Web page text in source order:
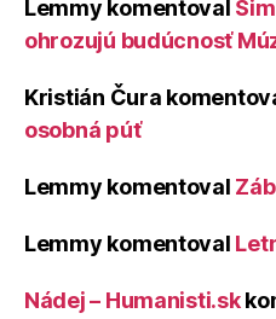
Lemmy komentoval
ohrozujú budúcnosť
Kristián Čura
osobná púť
Lemmy komentoval
Lemmy komentoval
Nádej – Humanisti.sk